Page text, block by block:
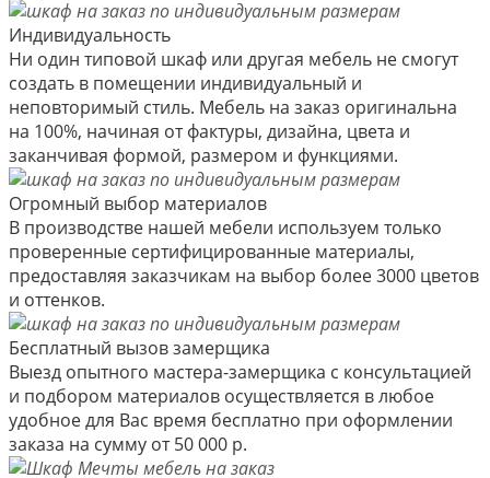
Индивидуальность
Ни один типовой шкаф или другая мебель не смогут
создать в помещении индивидуальный и
неповторимый стиль. Мебель на заказ оригинальна
на 100%, начиная от фактуры, дизайна, цвета и
заканчивая формой, размером и функциями.
Огромный выбор материалов
В производстве нашей мебели используем только
проверенные сертифицированные материалы,
предоставляя заказчикам на выбор более 3000 цветов
и оттенков.
Бесплатный вызов замерщика
Выезд опытного мастера-замерщика с консультацией
и подбором материалов осуществляется в любое
удобное для Вас время бесплатно при оформлении
заказа на сумму от 50 000 р.